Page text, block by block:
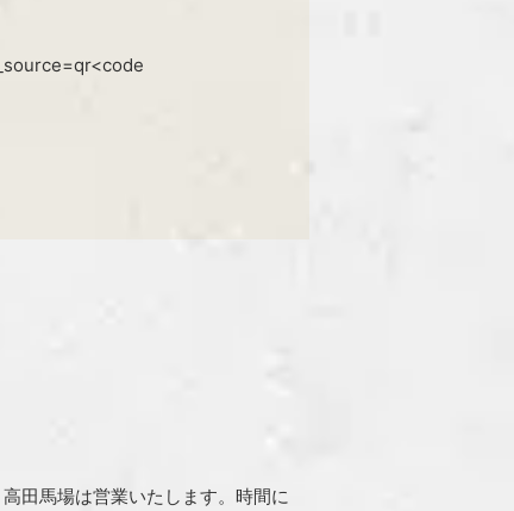
田馬場は営業いたします。時間に